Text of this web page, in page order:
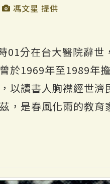
馮文星 提供
分在台大醫院辭世
於1969年至1989年
以讀書人胸襟經世
，是春風化雨的教